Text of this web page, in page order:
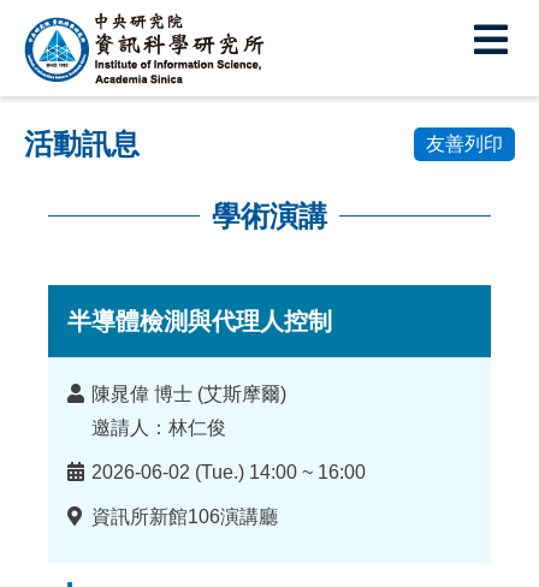
中
央
研
究
訊
學
活動訊息 友善列印
學術演講
半導體檢測與代理人控制
講
者
陳晁偉 博士 (艾斯摩爾)
邀請人：林仁俊
時
間
2026-06-02 (Tue.) 14:00 ~ 16:00
地
資訊所新館106演講廳